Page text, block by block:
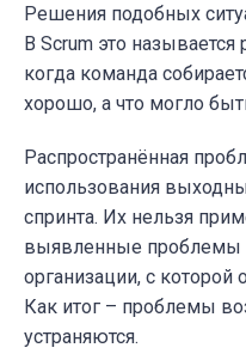
Решения подобных
В Scrum это называется
когда команда
хорошо, а что могло
Распространённая
использования
спринта. Их нельзя
выявленные проблемы
организации, с которой
Как итог – проблемы
устраняются.